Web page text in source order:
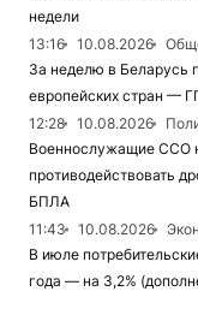
недели
13:16
10.08.2026
За неделю в Беларусь
европейских стран —
12:28
10.08.2026
Военнослужащие ССО
противодействовать
БПЛА
11:43
10.08.2026
В июле
года — на 3,2%